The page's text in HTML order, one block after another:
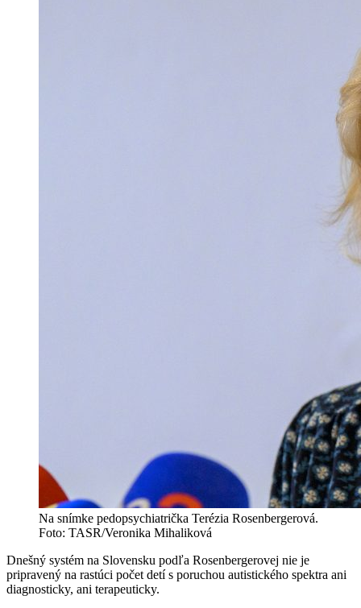
Na snímke pedopsychiatrička Terézia Rosenbergerová.
Foto: TASR/Veronika Mihaliková
Dnešný systém na Slovensku podľa Rosenbergerovej nie je
pripravený na rastúci počet detí s poruchou autistického spektra ani
diagnosticky, ani terapeuticky.